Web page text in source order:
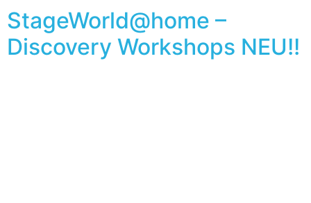
StageWorld@home –
Discovery Workshops NEU!!